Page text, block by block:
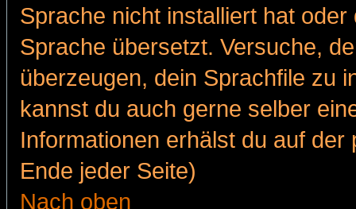
Sprache nicht installiert hat
Sprache übersetzt. Versuche,
überzeugen, dein Sprachfile zu
kannst du auch gerne selber
Informationen erhälst du auf
Ende jeder Seite)
Nach oben